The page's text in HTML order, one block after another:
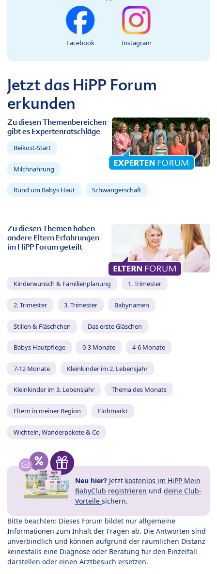
Facebook Instagram
Jetzt das HiPP Forum
erkunden
Zu diesen Themenbereichen
gibt es Expertenratschläge
Beikost-Start
Milchnahrung
Rund um Babys Haut Schwangerschaft
Zu diesen Themen haben
andere Eltern Erfahrungen
im HiPP Forum geteilt
Kinderwunsch & Familienplanung 1. Trimester
2. Trimester 3. Trimester Babynamen
Stillen & Fläschchen Das erste Gläschen
Babys Hautpflege 0-3 Monate 4-6 Monate
7-12 Monate Kleinkinder im 2. Lebensjahr
Kleinkinder im 3. Lebensjahr Thema des Monats
Eltern in meiner Region Flohmarkt
Wichteln, Wanderpakete & Co
Neu hier? Jetzt kostenlos im HiPP Mein
BabyClub registrieren und deine Club-
Vorteile sichern.
Bitte beachten: Dieses Forum bildet nur allgemeine
Informationen zum Inhalt der Fragen ab. Die Antworten sind
unverbindlich und können aufgrund der räumlichen Distanz
keinesfalls eine Diagnose oder Beratung für den Einzelfall
darstellen oder einen Arztbesuch ersetzen.